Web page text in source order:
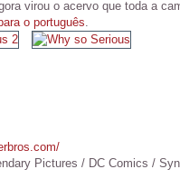
virou o acervo que toda a
o português.
Pictures / DC Comics /